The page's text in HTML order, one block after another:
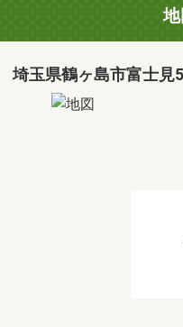
埼玉県鶴ヶ島市富士見